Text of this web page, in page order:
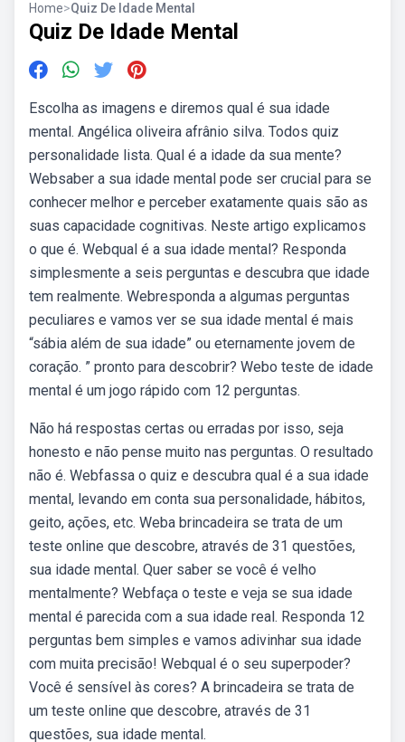
Home>Quiz De Idade Mental
Quiz De Idade Mental
Escolha as imagens e diremos qual é sua idade
mental. Angélica oliveira afrânio silva. Todos quiz
personalidade lista. Qual é a idade da sua mente?
Websaber a sua idade mental pode ser crucial para se
conhecer melhor e perceber exatamente quais são as
suas capacidade cognitivas. Neste artigo explicamos
o que é. Webqual é a sua idade mental? Responda
simplesmente a seis perguntas e descubra que idade
tem realmente. Webresponda a algumas perguntas
peculiares e vamos ver se sua idade mental é mais
“sábia além de sua idade” ou eternamente jovem de
coração. ” pronto para descobrir? Webo teste de idade
mental é um jogo rápido com 12 perguntas.
Não há respostas certas ou erradas por isso, seja
honesto e não pense muito nas perguntas. O resultado
não é. Webfassa o quiz e descubra qual é a sua idade
mental, levando em conta sua personalidade, hábitos,
geito, ações, etc. Weba brincadeira se trata de um
teste online que descobre, através de 31 questões,
sua idade mental. Quer saber se você é velho
mentalmente? Webfaça o teste e veja se sua idade
mental é parecida com a sua idade real. Responda 12
perguntas bem simples e vamos adivinhar sua idade
com muita precisão! Webqual é o seu superpoder?
Você é sensível às cores? A brincadeira se trata de
um teste online que descobre, através de 31
questões, sua idade mental.